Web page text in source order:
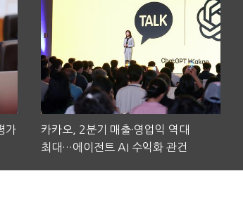
가
카카오, 2분기 매출·영업익 역대
최대…에이전트 AI 수익화 관건